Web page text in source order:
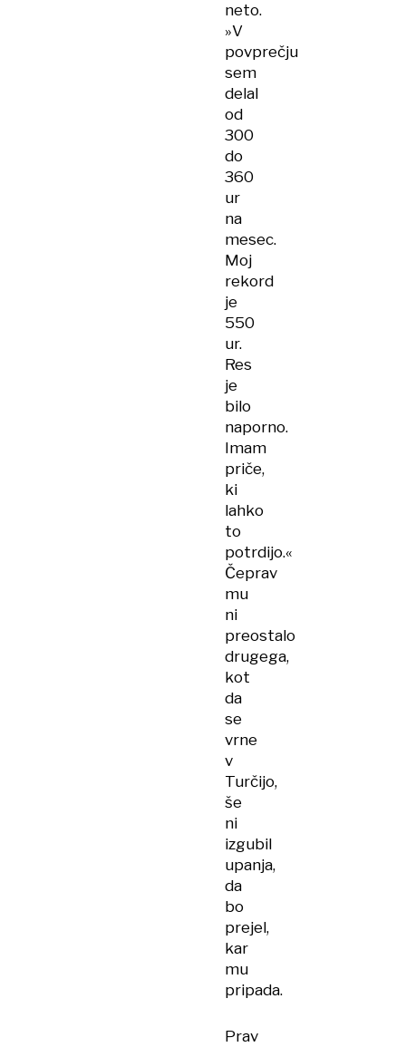
neto.
»V
povprečju
sem
delal
od
300
do
360
ur
na
mesec.
Moj
rekord
je
550
ur.
Res
je
bilo
naporno.
Imam
priče,
ki
lahko
to
potrdijo.«
Čeprav
mu
ni
preostalo
drugega,
kot
da
se
vrne
v
Turčijo,
še
ni
izgubil
upanja,
da
bo
prejel,
kar
mu
pripada.
Prav